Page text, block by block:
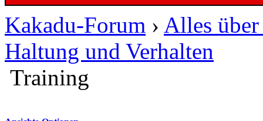
Kakadu-Forum › Alles
Haltung und Verhalten
Training